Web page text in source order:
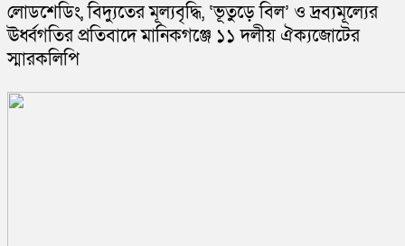
লোডশেডিং, বিদ্যুতের মূল্যবৃদ্ধি, ‘ভূতুড়ে বিল’ ও দ্রব্যমূল্যের
ঊর্ধ্বগতির প্রতিবাদে মানিকগঞ্জে ১১ দলীয় ঐক্যজোটের
স্মারকলিপি